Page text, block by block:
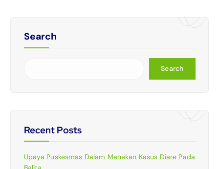
Search
Search
Recent Posts
Upaya Puskesmas Dalam Menekan Kasus Diare Pada